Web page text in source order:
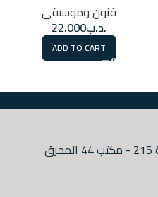
فنون وموسيقى
.د.ب22.000
ADD TO CART